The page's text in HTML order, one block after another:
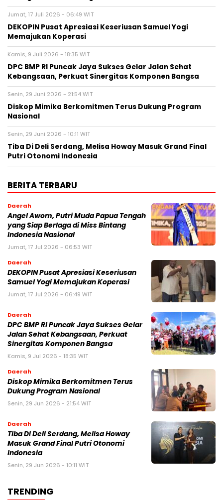
Jumat, 17 Juli 2026 - 06:49 WIT
DEKOPIN Pusat Apresiasi Keseriusan Samuel Yogi
Memajukan Koperasi
Kamis, 9 Juli 2026 - 18:35 WIT
DPC BMP RI Puncak Jaya Sukses Gelar Jalan Sehat
Kebangsaan, Perkuat Sinergitas Komponen Bangsa
Senin, 29 Juni 2026 - 21:54 WIT
Diskop Mimika Berkomitmen Terus Dukung Program
Nasional
Senin, 29 Juni 2026 - 10:11 WIT
Tiba Di Deli Serdang, Melisa Howay Masuk Grand Final
Putri Otonomi Indonesia
BERITA TERBARU
Daerah
Angel Awom, Putri Muda Papua Tengah
yang Siap Berlaga di Miss Bintang
Indonesia Nasional
Jumat, 17 Jul 2026 - 06:53 WIT
Daerah
DEKOPIN Pusat Apresiasi Keseriusan
Samuel Yogi Memajukan Koperasi
Jumat, 17 Jul 2026 - 06:49 WIT
Daerah
DPC BMP RI Puncak Jaya Sukses Gelar
Jalan Sehat Kebangsaan, Perkuat
Sinergitas Komponen Bangsa
Kamis, 9 Jul 2026 - 18:35 WIT
Daerah
Diskop Mimika Berkomitmen Terus
Dukung Program Nasional
Senin, 29 Jun 2026 - 21:54 WIT
Daerah
Tiba Di Deli Serdang, Melisa Howay
Masuk Grand Final Putri Otonomi
Indonesia
Senin, 29 Jun 2026 - 10:11 WIT
TRENDING